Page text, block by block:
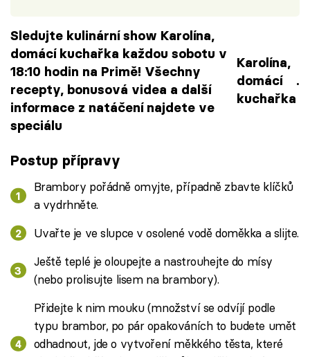
Sledujte kulinární show Karolína,
domácí kuchařka každou sobotu v
18:10 hodin na Primě! Všechny
recepty, bonusová videa a další
informace z natáčení najdete ve
speciálu
Karolína,
domácí
kuchařka
.
Postup přípravy
Brambory pořádně omyjte, případně zbavte klíčků
a vydrhněte.
Uvařte je ve slupce v osolené vodě doměkka a slijte.
Ještě teplé je oloupejte a nastrouhejte do mísy
(nebo prolisujte lisem na brambory).
Přidejte k nim mouku (množství se odvíjí podle
typu brambor, po pár opakováních to budete umět
odhadnout, jde o vytvoření měkkého těsta, které